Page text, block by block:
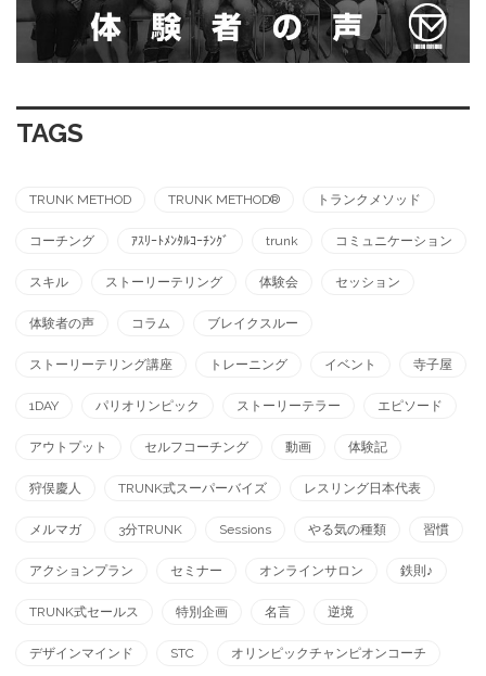
TAGS
TRUNK METHOD TRUNK METHOD®︎ トランクメソッド
コーチング ｱｽﾘｰﾄﾒﾝﾀﾙｺｰﾁﾝｸﾞ trunk コミュニケーション
スキル ストーリーテリング 体験会 セッション
体験者の声 コラム ブレイクスルー
ストーリーテリング講座 トレーニング イベント 寺子屋
1DAY パリオリンピック ストーリーテラー エピソード
アウトプット セルフコーチング 動画 体験記
狩俣慶人 TRUNK式スーパーバイズ レスリング日本代表
メルマガ 3分TRUNK Sessions やる気の種類 習慣
アクションプラン セミナー オンラインサロン 鉄則♪
TRUNK式セールス 特別企画 名言 逆境
デザインマインド STC オリンピックチャンピオンコーチ